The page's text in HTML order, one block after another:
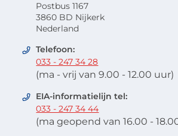
Postbus 1167
3860 BD Nijkerk
Nederland
Telefoon:
033 - 247 34 28
(ma - vrij van 9.00 - 12.00 uur)
EIA-informatielijn tel:
033 - 247 34 44
(ma geopend van 16.00 -